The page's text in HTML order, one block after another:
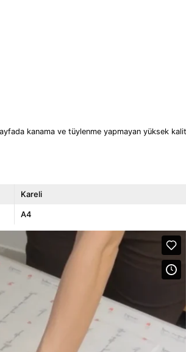
kanama ve tüylenme yapmayan yüksek
Kareli
A4